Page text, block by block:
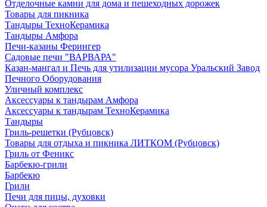
Отделочные камни для дома и пешеходных дорожек
Товары для пикника
Тандыры ТехноКерамика
Тандыры Амфора
Печи-казаны Ферингер
Садовые печи "ВАРВАРА"
Казан-мангал и Печь для утилизации мусора Уральский Завод
Печного Оборудования
Уличный комплекс
Аксессуары к тандырам Амфора
Аксессуары к тандырам ТехноКерамика
Тандыры
Гриль-решетки (Рубцовск)
Товары для отдыха и пикника ЛИТКОМ (Рубцовск)
Гриль от Феникс
Барбекю-грили
Барбекю
Грили
Печи для пицы, духовки